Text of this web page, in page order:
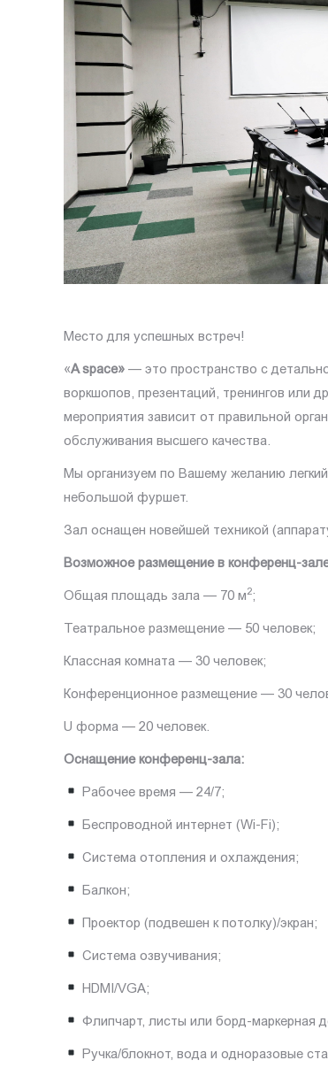
Место для успешных встреч!
«A space» — это пространство с
воркшопов, презентаций, тренингов или
мероприятия зависит от правильной
обслуживания высшего качества.
Мы организуем по Вашему желанию
небольшой фуршет.
Зал оснащен новейшей техникой
Возможное размещение в конференц-
Общая площадь зала — 70 м2;
Театральное размещение — 50 человек;
Классная комната — 30 человек;
Конференционное размещение — 30
U форма — 20 человек.
Оснащение конференц-зала:
Рабочее время — 24/7;
Беспроводной интернет (Wi-Fi);
Система отопления и охлаждения;
Балкон;
Проектор (подвешен к потолку)/экран;
Система озвучивания;
HDMI/VGA;
Флипчарт, листы или борд-маркерная
Ручка/блокнот, вода и одноразовые